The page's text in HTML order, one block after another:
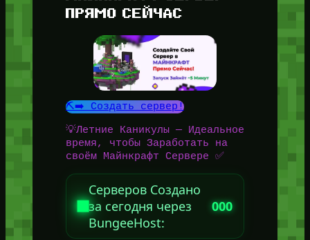
ПРЯМО СЕЙЧАС
⛏️➡️ Создать сервер!
💡Летние Каникулы — Идеальное
время, чтобы Заработать на
своём Майнкрафт Сервере ✅
Серверов Создано
за сегодня через
BungeeHost:
000